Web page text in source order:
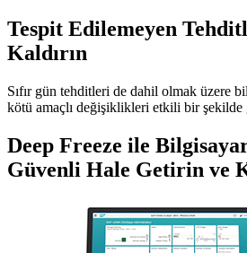
Tespit Edilemeyen
Kaldırın
Sıfır gün tehditleri de dahil olmak üzere
kötü amaçlı değişiklikleri etkili bir şekilde
Deep Freeze ile
Güvenli Hale Getirin ve